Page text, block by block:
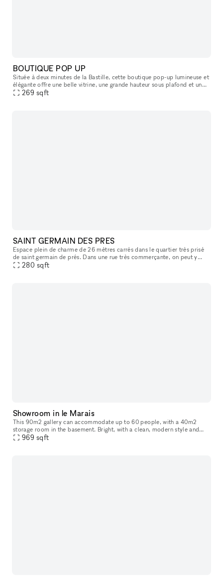
BOUTIQUE POP UP
Située à deux minutes de la Bastille, cette boutique pop-up lumineuse et
élégante offre une belle vitrine, une grande hauteur sous plafond et un
agencement idéal pour tous vos projets : showroom, exp
269 sqft
SAINT GERMAIN DES PRES
Espace plein de charme de 26 mètres carrés dans le quartier très prisé
de saint germain de prés. Dans une rue très commerçante, on peut y
apercevoir le carré saint germain, idéal pour y accueillir sa
280 sqft
Showroom in le Marais
This 90m2 gallery can accommodate up to 60 people, with a 40m2
storage room in the basement. Bright, with a clean, modern style and
ample hanging space, this gallery is ideal for art exhibitions, sh
969 sqft